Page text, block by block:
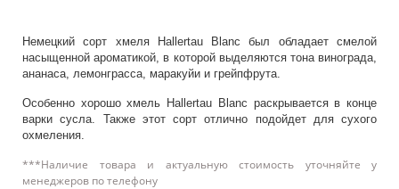
Немецкий сорт хмеля Hallertau Blanc был обладает смелой
насыщенной ароматикой, в которой выделяются тона винограда,
ананаса, лемонграсса, маракуйи и грейпфрута.
Особенно хорошо хмель Hallertau Blanc раскрывается в конце
варки сусла. Также этот сорт отлично подойдет для сухого
охмеления.
***Наличие товара и актуальную стоимость уточняйте у
менеджеров по телефону